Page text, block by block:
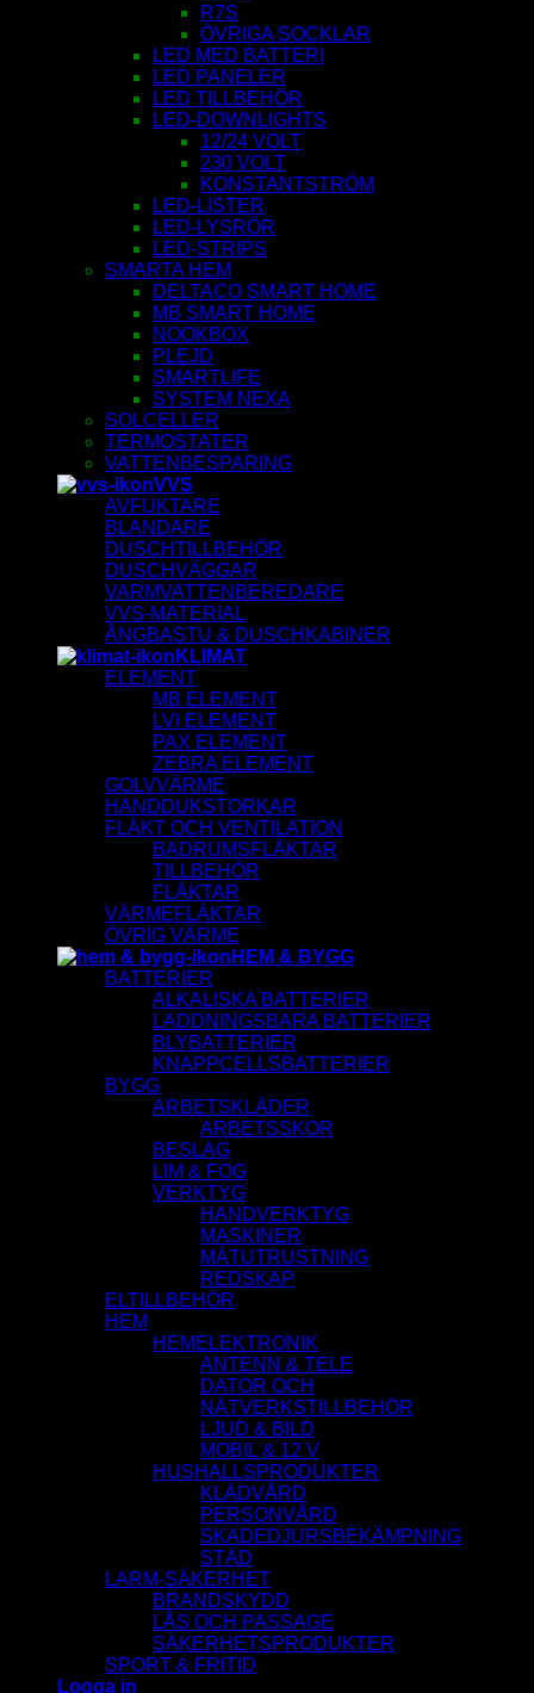
R7S
ÖVRIGA SOCKLAR
LED MED BATTERI
LED PANELER
LED TILLBEHÖR
LED-DOWNLIGHTS
12/24 VOLT
230 VOLT
KONSTANTSTRÖM
LED-LISTER
LED-LYSRÖR
LED-STRIPS
SMARTA HEM
DELTACO SMART HOME
MB SMART HOME
NOOKBOX
PLEJD
SMARTLIFE
SYSTEM NEXA
SOLCELLER
TERMOSTATER
VATTENBESPARING
VVS
AVFUKTARE
BLANDARE
DUSCHTILLBEHÖR
DUSCHVÄGGAR
VARMVATTENBEREDARE
VVS-MATERIAL
ÅNGBASTU & DUSCHKABINER
KLIMAT
ELEMENT
MB ELEMENT
LVI ELEMENT
PAX ELEMENT
ZEBRA ELEMENT
GOLVVÄRME
HANDDUKSTORKAR
FLÄKT OCH VENTILATION
BADRUMSFLÄKTAR
TILLBEHÖR
FLÄKTAR
VÄRMEFLÄKTAR
ÖVRIG VÄRME
HEM & BYGG
BATTERIER
ALKALISKA BATTERIER
LADDNINGSBARA BATTERIER
BLYBATTERIER
KNAPPCELLSBATTERIER
BYGG
ARBETSKLÄDER
ARBETSSKOR
BESLAG
LIM & FOG
VERKTYG
HANDVERKTYG
MASKINER
MÄTUTRUSTNING
REDSKAP
ELTILLBEHÖR
HEM
HEMELEKTRONIK
ANTENN & TELE
DATOR OCH
NÄTVERKSTILLBEHÖR
LJUD & BILD
MOBIL & 12 V
HUSHALLSPRODUKTER
KLÄDVÅRD
PERSONVÅRD
SKADEDJURSBEKÄMPNING
STÄD
LARM-SÄKERHET
BRANDSKYDD
LÅS OCH PASSAGE
SÄKERHETSPRODUKTER
SPORT & FRITID
Logga in